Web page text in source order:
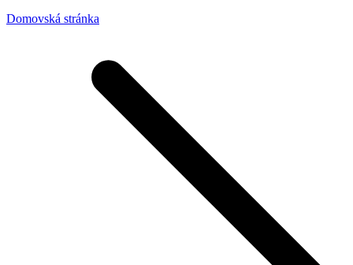
Domovská stránka